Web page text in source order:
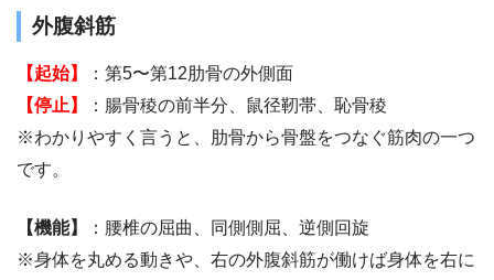
外腹斜筋
【起始】
：第5〜第12肋骨の外側面
【停止】
：腸骨稜の前半分、鼠径靭帯、恥骨稜
※わかりやすく言うと、肋骨から骨盤をつなぐ筋肉の一つ
です。
【機能】
：腰椎の屈曲、同側側屈、逆側回旋
※身体を丸める動きや、右の外腹斜筋が働けば身体を右に